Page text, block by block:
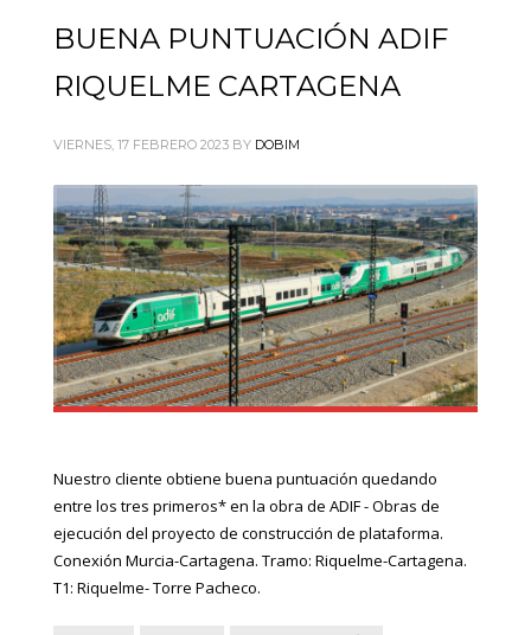
BUENA PUNTUACIÓN ADIF
RIQUELME CARTAGENA
VIERNES, 17 FEBRERO 2023 BY DOBIM
Nuestro cliente obtiene buena puntuación quedando
entre los tres primeros* en la obra de ADIF - Obras de
ejecución del proyecto de construcción de plataforma.
Conexión Murcia-Cartagena. Tramo: Riquelme-Cartagena.
T1: Riquelme- Torre Pacheco.